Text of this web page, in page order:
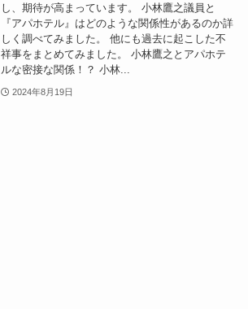
し、期待が高まっています。 小林鷹之議員と
『アパホテル』はどのような関係性があるのか詳
しく調べてみました。 他にも過去に起こした不
祥事をまとめてみました。 小林鷹之とアパホテ
ルな密接な関係！？ 小林...
2024年8月19日